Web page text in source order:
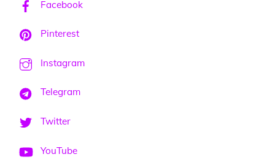
Facebook
Pinterest
Instagram
Telegram
Twitter
YouTube